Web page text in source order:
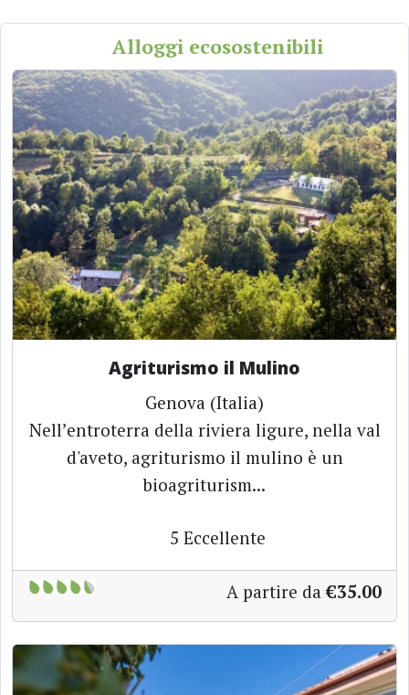
Alloggi ecosostenibili
Agriturismo il Mulino
Genova (Italia)
Nell’entroterra della riviera ligure, nella val
d'aveto, agriturismo il mulino è un
bioagriturism...
5 Eccellente
A partire da €35.00